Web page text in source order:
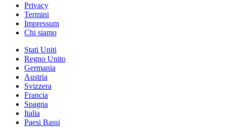
Privacy
Termini
Impressum
Chi siamo
Stati Uniti
Regno Unito
Germania
Austria
Svizzera
Francia
Spagna
Italia
Paesi Bassi